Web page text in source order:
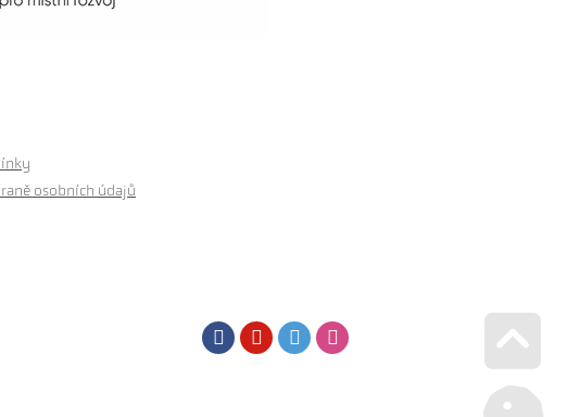
osobních údajů
FacebookYoutubeTwitter
Go